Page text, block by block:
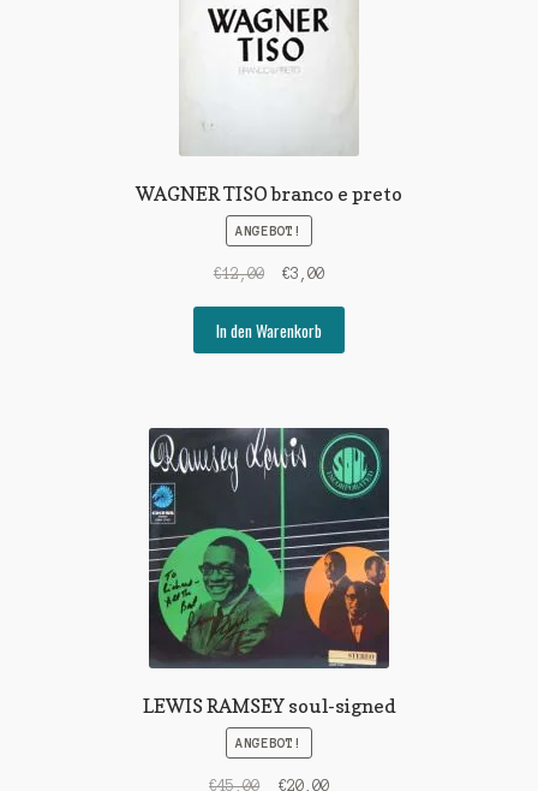
WAGNER TISO branco e preto
ANGEBOT!
€12,00
Ursprünglicher
war:
€12,00
€3,00Aktueller
€3,00.
In den Warenkorb
LEWIS RAMSEY soul-signed
ANGEBOT!
€45,00
Ursprünglicher
€20,00Aktueller